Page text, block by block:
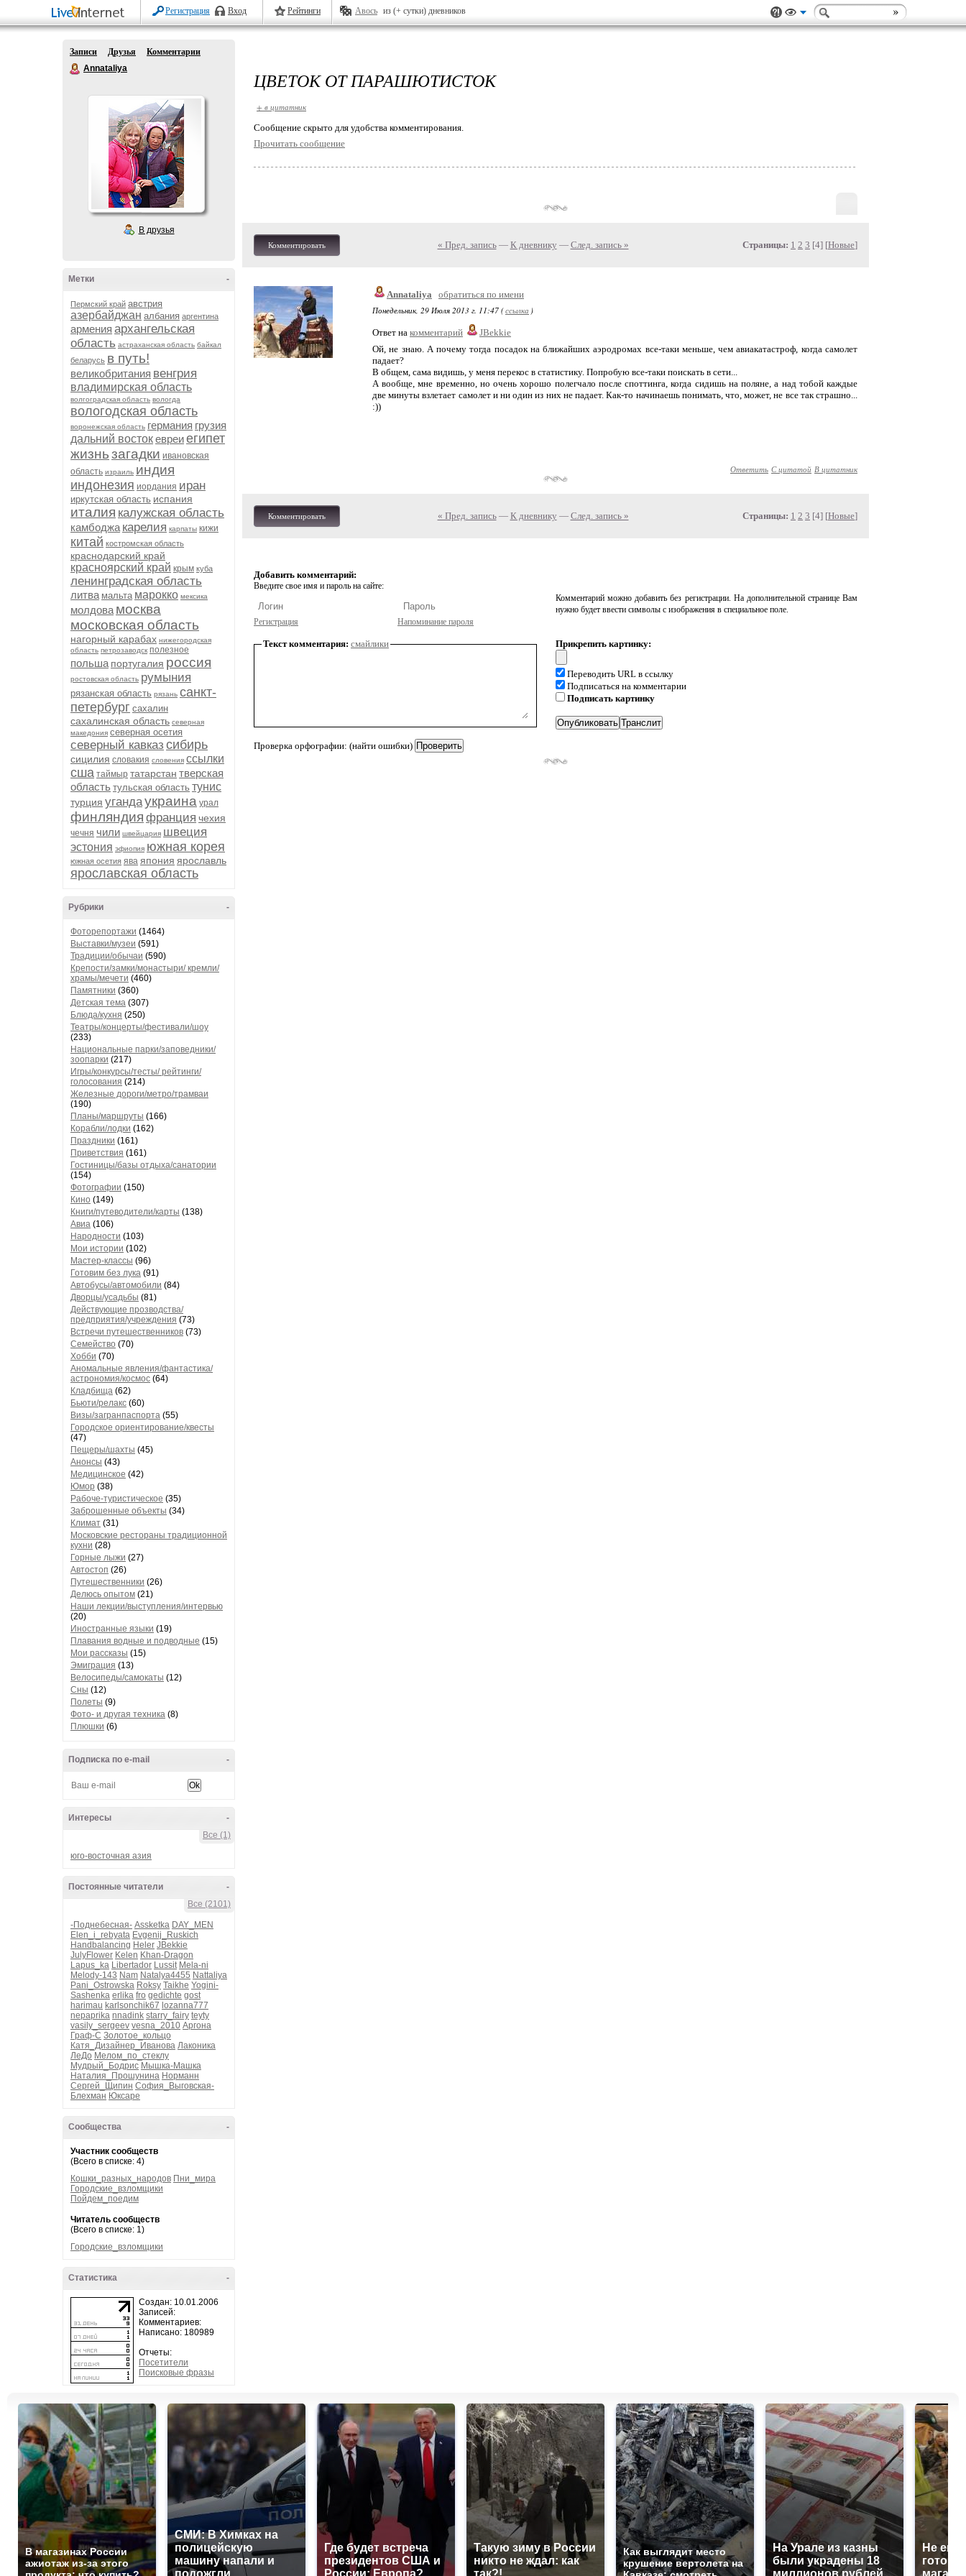
Регистрация Вход Рейтинги Авось из (+ сутки) дневников
Записи Друзья
Комментарии
Annataliya
В друзья
-
Метки
Пермский край австрия
азербайджан албания аргентина
армения архангельская
область астраханская область байкал
беларусь в путь!
великобритания венгрия
владимирская область
волгоградская область вологда
вологодская область
воронежская область германия грузия
дальний востокевреиегипет
жизньзагадки ивановская
область израиль индия
индонезия иордания иран
иркутская область испания
италия калужская область
камбоджа карелия карпаты кижи
китай костромская область
краснодарский край
красноярский край крым куба
ленинградская область
литва мальта марокко мексика
молдова москва
московская область
нагорный карабах нижегородская
область петрозаводск полезное
польша португалия россия
ростовская область румыния
рязанская область рязань санкт-
петербург сахалин
сахалинская область северная
македония северная осетия
северный кавказ сибирь
сицилия словакия словения ссылки
сша таймыр татарстан тверская
область тульская область тунис
турция угандаукраина урал
финляндия франция чехия
чечня чили швейцария швеция
эстония эфиопия южная корея
южная осетия ява япония ярославль
ярославская область
-
Рубрики
Фоторепортажи (1464)
Выставки/музеи (591)
Традиции/обычаи (590)
Крепости/замки/монастыри/ кремли/
храмы/мечети (460)
Памятники (360)
Детская тема (307)
Блюда/кухня (250)
Театры/концерты/фестивали/шоу
(233)
Национальные парки/заповедники/
зоопарки (217)
Игры/конкурсы/тесты/ рейтинги/
голосования (214)
Железные дороги/метро/трамваи
(190)
Планы/маршруты (166)
Корабли/лодки (162)
Праздники (161)
Приветствия (161)
Гостиницы/базы отдыха/санатории
(154)
Фотографии (150)
Кино (149)
Книги/путеводители/карты (138)
Авиа (106)
Народности (103)
Мои истории (102)
Мастер-классы (96)
Готовим без лука (91)
Автобусы/автомобили (84)
Дворцы/усадьбы (81)
Действующие прозводства/
предприятия/учреждения (73)
Встречи путешественников (73)
Семейство (70)
Хобби (70)
Аномальные явления/фантастика/
астрономия/космос (64)
Кладбища (62)
Бьюти/релакс (60)
Визы/загранпаспорта (55)
Городское ориентирование/квесты
(47)
Пещеры/шахты (45)
Анонсы (43)
Медицинское (42)
Юмор (38)
Рабоче-туристическое (35)
Заброшенные объекты (34)
Климат (31)
Московские рестораны традиционной
кухни (28)
Горные лыжи (27)
Автостоп (26)
Путешественники (26)
Делюсь опытом (21)
Наши лекции/выступления/интервью
(20)
Иностранные языки (19)
Плавания водные и подводные (15)
Мои рассказы (15)
Эмиграция (13)
Велосипеды/самокаты (12)
Сны (12)
Полеты (9)
Фото- и другая техника (8)
Плюшки (6)
-
Подписка по e-mail
-
Интересы
Все (1)
юго-восточная азия
-
Постоянные читатели
Все (2101)
-Поднебесная- Assketka DAY_MEN
Elen_i_rebyata Evgenij_Ruskich
Handbalancing Heler JBekkie
JulyFlower Kelen Khan-Dragon
Lapus_ka Libertador Lussit Mela-ni
Melody-143 Nam Natalya4455 Nattaliya
Pani_Ostrowska Roksy Taikhe Yogini-
Sashenka erlika fro gedichte gost
harimau karlsonchik67 lozanna777
nepaprika nnadink starry_fairy teyty
vasily_sergeev vesna_2010 Аргона
Граф-С Золотое_кольцо
Катя_Дизайнер_Иванова Лаконика
ЛеДо Мелом_по_стеклу
Мудрый_Бодрис Мышка-Машка
Наталия_Прошунина Норманн
Сергей_Щипин София_Выговская-
Блехман Юксаре
-
Сообщества
Участник сообществ
(Всего в списке: 4)
Кошки_разных_народов Пни_мира
Городские_взломщики
Пойдем_поедим
Читатель сообществ
(Всего в списке: 1)
Городские_взломщики
-
Статистика
Создан: 10.01.2006
Записей:
Комментариев:
Написано: 180989
Отчеты:
Посетители
Поисковые фразы
ЦВЕТОК ОТ ПАРАШЮТИСТОК
+ в цитатник
Cообщение скрыто для удобства комментирования.
Прочитать сообщение
Комментировать « Пред. запись— К дневнику — След. запись » Страницы: 1 2 3 [4] [Новые]
Annataliya
обратиться по имени
Понедельник, 29 Июля 2013 г. 11:47 (ссылка )
Ответ на комментарий
JBekkie
Ой, не знаю. А почему тогда посадок на ближайших аэродромах все-таки меньше, чем авиакатастроф, когда самолет
падает?
В общем, сама видишь, у меня перекос в статистику. Попробую все-таки поискать в сети...
А вообще, мне временно, но очень хорошо полегчало после споттинга, когда сидишь на поляне, а над тобой каждые
две минуты взлетает самолет и ни один из них не падает. Как-то начинаешь понимать, что, может, не все так страшно...
:))
Ответить С цитатой В цитатник
Комментировать « Пред. запись— К дневнику — След. запись » Страницы: 1 2 3 [4] [Новые]
Добавить комментарий:
Введите свое имя и пароль на сайте:
Регистрация Напоминание пароля
Комментарий можно добавить без регистрации. На дополнительной странице Вам
нужно будет ввести символы с изображения в специальное поле.
Текст комментария: смайлики
Проверка орфографии: (найти ошибки)
Прикрепить картинку:
Переводить URL в ссылку
Подписаться на комментарии
Подписать картинку
В магазинах России
ажиотаж из-за этого
СМИ: В Химках на
полицейскую
машину напали и
подожгли.
Где будет встреча
президентов США и
России: Европа?
Такую зиму в России
никто не ждал: как
так?!
Как выглядит место
крушение вертолета на
На Урале из казны
были украдены 18
миллионов рублей
Не